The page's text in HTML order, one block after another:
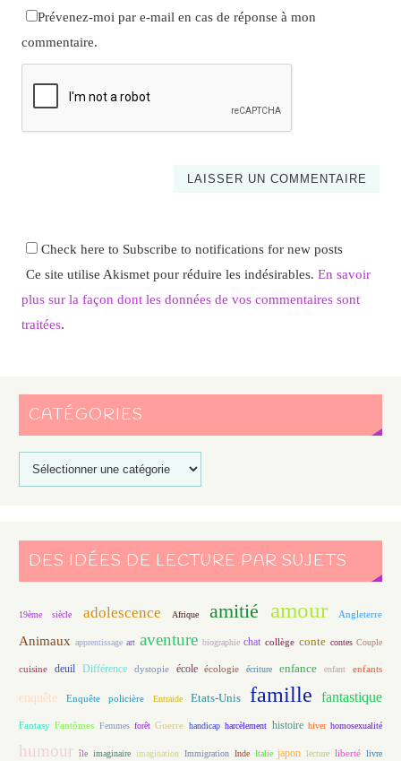
Prévenez-moi par e-mail en cas de réponse à mon
commentaire.
Check here to Subscribe to notifications for new posts
Ce site utilise Akismet pour réduire les indésirables. En savoir
plus sur la façon dont les données de vos commentaires sont
traitées.
CATÉGORIES
DES IDÉES DE LECTURE PAR SUJETS
19ème siècle adolescence Afrique amitié amour Angleterre
Animaux apprentissage art aventure biographie chat collège conte contes Couple
cuisine deuil Différence dystopie école écologie écriture enfance enfant enfants
enquête Enquête policière Entraide Etats-Unis famille fantastique
Fantasy Fantômes Femmes forêt Guerre handicap harcèlement histoire hiver homosexualité
humour île imaginaire imagination Immigration Inde Italie japon lecture liberté livre